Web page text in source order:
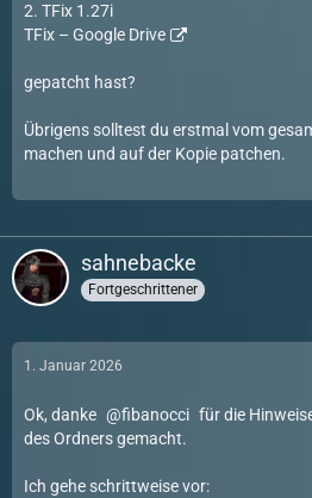
2. TFix 1.27i
TFix – Google Drive
gepatcht hast?
Übrigens solltest du erstmal vom
machen und auf der Kopie patchen.
sahnebacke
Fortgeschrittener
1. Januar 2026
Ok, danke fibanocci für die
des Ordners gemacht.
Ich gehe schrittweise vor: